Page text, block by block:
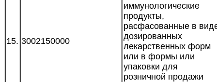
15. 3002150000
иммунологические
продукты,
расфасованные в
дозированных
лекарственных форм
или в формы или
упаковки для
розничной продажи